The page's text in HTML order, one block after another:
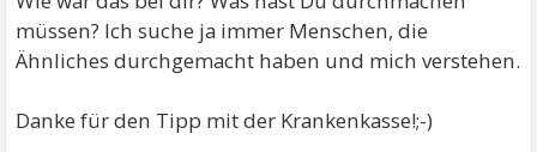
müssen? Ich suche ja immer Menschen, die
Ähnliches durchgemacht haben und mich verstehen.
Danke für den Tipp mit der Krankenkasse!;-)